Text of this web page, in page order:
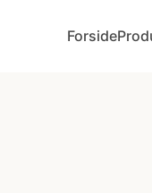
Forside